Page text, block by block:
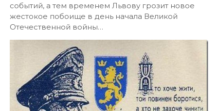
событий, а тем временем Львову грозит новое
жестокое побоище в день начала Великой
Отечественной войны…